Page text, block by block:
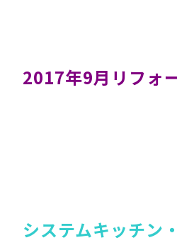
2017年9月リフォ
システムキッチン